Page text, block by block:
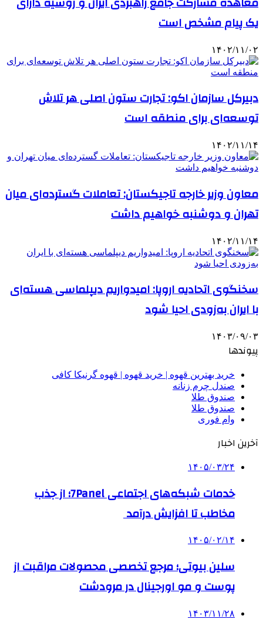
یک پیام مشخص است
۱۴۰۲/۱۱/۰۲
دبیرکل سازمان اکو: تجارت ستون اصلی هر تلاش
توسعه‌ای برای منطقه است
۱۴۰۲/۱۱/۱۴
معاون وزیر خارجه تاجیکستان: تعاملات گسترده‌ای میان
تهران و دوشنبه خواهیم داشت
۱۴۰۲/۱۱/۱۴
سخنگوی اتحادیه اروپا: امیدواریم دیپلماسی هسته‌ای
با ایران به‌زودی احیا شود
۱۴۰۳/۰۹/۰۳
پیوندها
خرید بهترین قهوه | خرید قهوه | قهوه گرنیکا کافی
صندل چرم زنانه
صندوق طلا
صندوق طلا
وام فوری
آخرین اخبار
۱۴۰۵/۰۳/۲۴
خدمات شبکه‌های اجتماعی 7Panel؛ از جذب
مخاطب تا افزایش درآمد
۱۴۰۵/۰۲/۱۴
سلین بیوتی؛ مرجع تخصصی محصولات مراقبت از
پوست و مو اورجینال در مرودشت
۱۴۰۳/۱۱/۲۸